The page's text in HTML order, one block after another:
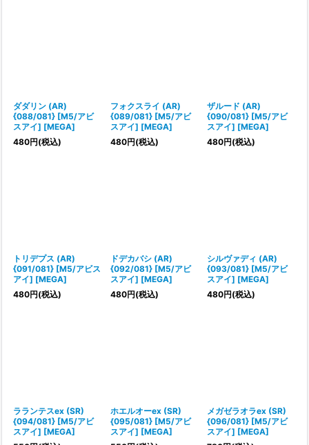
ダダリン (AR)
{088/081} [M5/アビ
スアイ] [MEGA]
480円(税込)
フォクスライ (AR)
{089/081} [M5/アビ
スアイ] [MEGA]
480円(税込)
ザルード (AR)
{090/081} [M5/アビ
スアイ] [MEGA]
480円(税込)
トリデプス (AR)
{091/081} [M5/アビス
アイ] [MEGA]
480円(税込)
ドデカバシ (AR)
{092/081} [M5/アビ
スアイ] [MEGA]
480円(税込)
シルヴァディ (AR)
{093/081} [M5/アビ
スアイ] [MEGA]
480円(税込)
ラランテスex (SR)
{094/081} [M5/アビ
スアイ] [MEGA]
ホエルオーex (SR)
{095/081} [M5/アビ
スアイ] [MEGA]
メガゼラオラex (SR)
{096/081} [M5/アビ
スアイ] [MEGA]